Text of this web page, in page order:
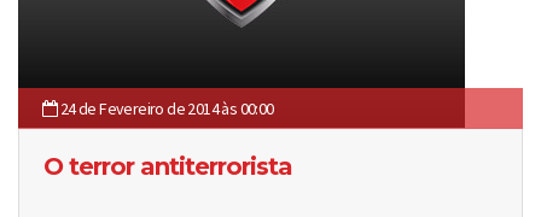
24 de Fevereiro de 2014 às 00:00
O terror antiterrorista